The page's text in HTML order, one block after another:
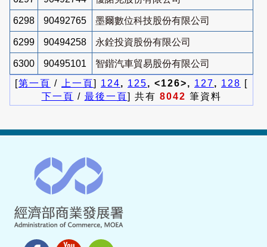
6298 90492765 墨爾數位科技股份有限公司
6299 90494258 永銓投資股份有限公司
6300 90495101
智鍇汽車貿易股份有限公司
[第一頁 / 上一頁] 124, 125, <126>, 127, 128 [
下一頁 / 最後一頁] 共有 8042 筆資料